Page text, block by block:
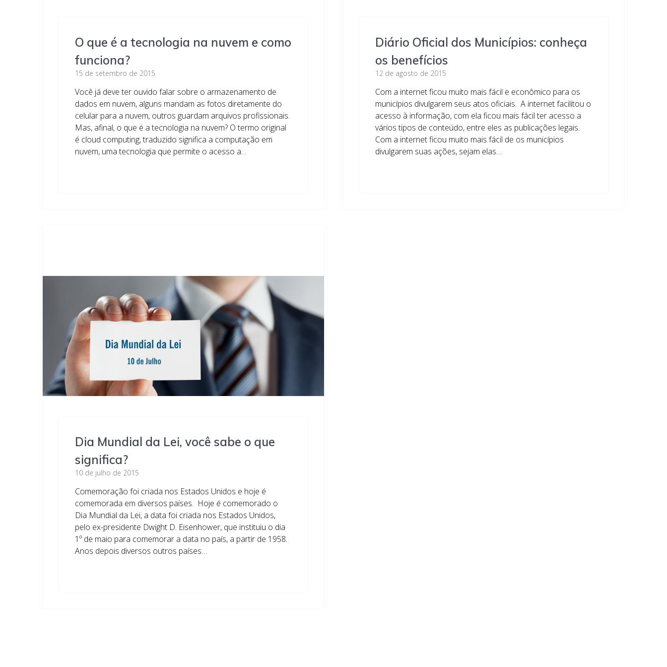
O que é a tecnologia na nuvem e como
funciona?
15 de setembro de 2015
Você já deve ter ouvido falar sobre o armazenamento de
dados em nuvem, alguns mandam as fotos diretamente do
celular para a nuvem, outros guardam arquivos profissionais.
Mas, afinal, o que é a tecnologia na nuvem? O termo original
é cloud computing, traduzido significa a computação em
nuvem, uma tecnologia que permite o acesso a…
Diário Oficial dos Municípios: conheça
os benefícios
12 de agosto de 2015
Com a internet ficou muito mais fácil e econômico para os
municípios divulgarem seus atos oficiais. A internet facilitou o
acesso à informação, com ela ficou mais fácil ter acesso a
vários tipos de conteúdo, entre eles as publicações legais.
Com a internet ficou muito mais fácil de os municípios
divulgarem suas ações, sejam elas…
Dia Mundial da Lei, você sabe o que
significa?
10 de julho de 2015
Comemoração foi criada nos Estados Unidos e hoje é
comemorada em diversos países. Hoje é comemorado o
Dia Mundial da Lei, a data foi criada nos Estados Unidos,
pelo ex-presidente Dwight D. Eisenhower, que instituiu o dia
1º de maio para comemorar a data no país, a partir de 1958.
Anos depois diversos outros países…